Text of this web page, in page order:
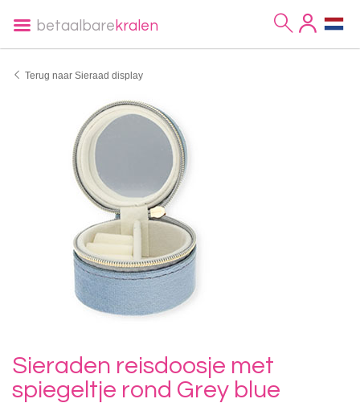
betaalbare kralen
Terug naar Sieraad display
Sieraden reisdoosje met
spiegeltje rond Grey blue